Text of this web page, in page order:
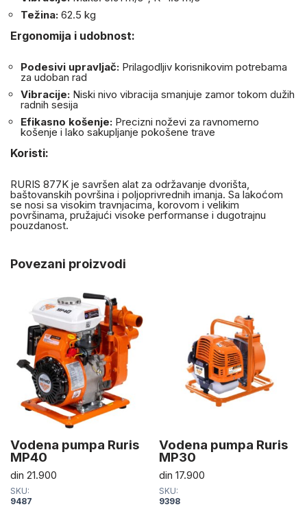
Težina: 62.5 kg
Ergonomija i udobnost:
Podesivi upravljač: Prilagodljiv korisnikovim potrebama
za udoban rad
Vibracije: Niski nivo vibracija smanjuje zamor tokom dužih
radnih sesija
Efikasno košenje: Precizni noževi za ravnomerno
košenje i lako sakupljanje pokošene trave
Koristi:
RURIS 877K je savršen alat za održavanje dvorišta,
baštovanskih površina i poljoprivrednih imanja. Sa lakoćom
se nosi sa visokim travnjacima, korovom i velikim
površinama, pružajući visoke performanse i dugotrajnu
pouzdanost.
Povezani proizvodi
Vodena pumpa Ruris
MP40
din 21.900
SKU:
9487
Vodena pumpa Ruris
MP30
din 17.900
SKU:
9398